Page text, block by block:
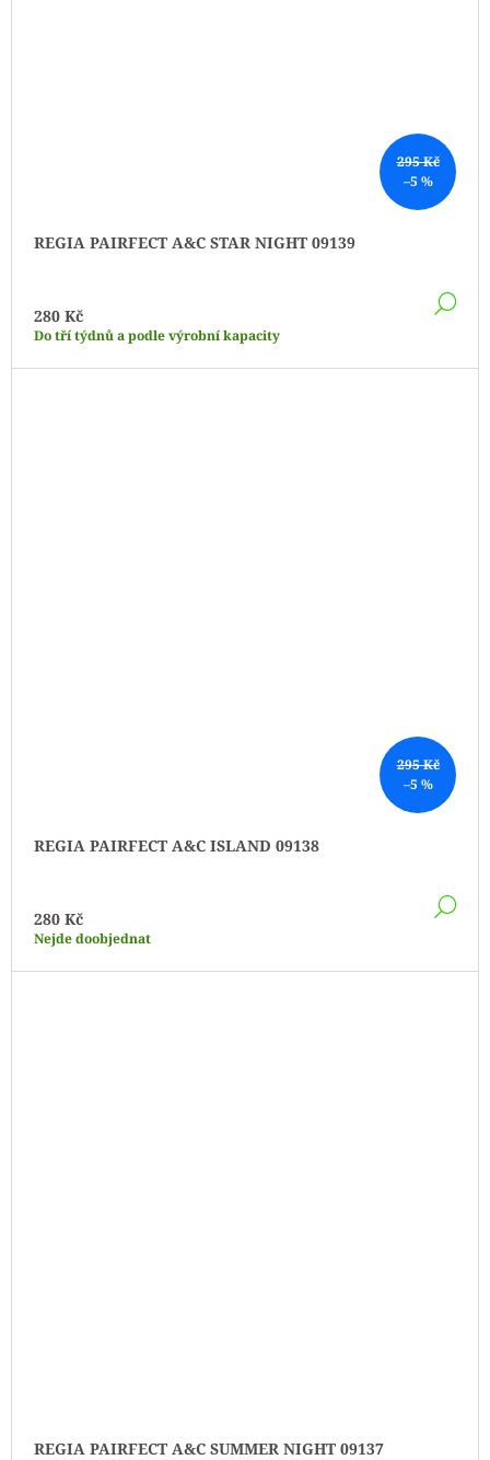
295 Kč
–5 %
REGIA PAIRFECT A&C STAR NIGHT 09139
280 Kč
Do tří týdnů a podle výrobní kapacity
295 Kč
–5 %
REGIA PAIRFECT A&C ISLAND 09138
280 Kč
Nejde doobjednat
REGIA PAIRFECT A&C SUMMER NIGHT 09137